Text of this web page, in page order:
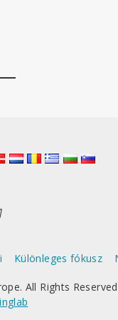
Különleges fókusz
All Rights